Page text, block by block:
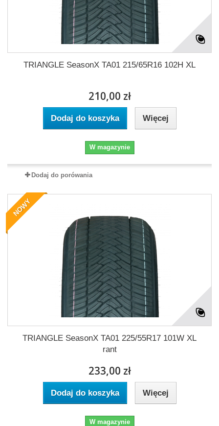
TRIANGLE SeasonX TA01 215/65R16 102H XL
210,00 zł
Dodaj do koszyka Więcej
W magazynie
Dodaj do porówania
NOWY
TRIANGLE SeasonX TA01 225/55R17 101W XL
rant
233,00 zł
Dodaj do koszyka Więcej
W magazynie